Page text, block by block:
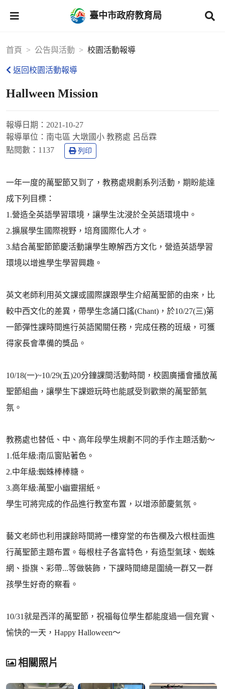
臺中市政府教育局
首頁 公告與活動 校園活動報導
返回校園活動報導
Hallween Mission
報導日期： 2021-10-27
報導單位： 南屯區 大墩國小 教務處 呂岳霖
點閱數： 1137 列印
一年一度的萬聖節又到了，教務處規劃系列活動，期盼能達
成下列目標：
1.營造全英語學習環境，讓學生沈浸於全英語環境中。
2.擴展學生國際視野，培育國際化人才。
3.結合萬聖節節慶活動讓學生瞭解西方文化，營造英語學習
環境以增進學生學習興趣。
英文老師利用英文課或國際課跟學生介紹萬聖節的由來，比
較中西文化的差異，帶學生念誦口謠(Chant)，於10/27(三)第
一節彈性課時間進行英語闖關任務，完成任務的班級，可獲
得家長會準備的獎品。
10/18(一)~10/29(五)20分鐘課間活動時間，校園廣播會播放萬
聖節組曲，讓學生下課遊玩時也能感受到歡樂的萬聖節氣
氛。
教務處也替低、中、高年段學生規劃不同的手作主題活動～
1.低年級:南瓜窗貼著色。
2.中年級:蜘蛛棒棒糖。
3.高年級:萬聖小幽靈摺紙。
學生可將完成的作品進行教室布置，以增添節慶氣氛。
藝文老師也利用課餘時間將一樓穿堂的布告欄及六根柱面進
行萬聖節主題布置。每根柱子各富特色，有造型氣球、蜘蛛
網、掛旗、彩帶...等做裝飾，下課時間總是圍繞一群又一群
孩學生好奇的察看。
10/31就是西洋的萬聖節，祝福每位學生都能度過一個充實、
愉快的一天，Happy Halloween～
相關照片